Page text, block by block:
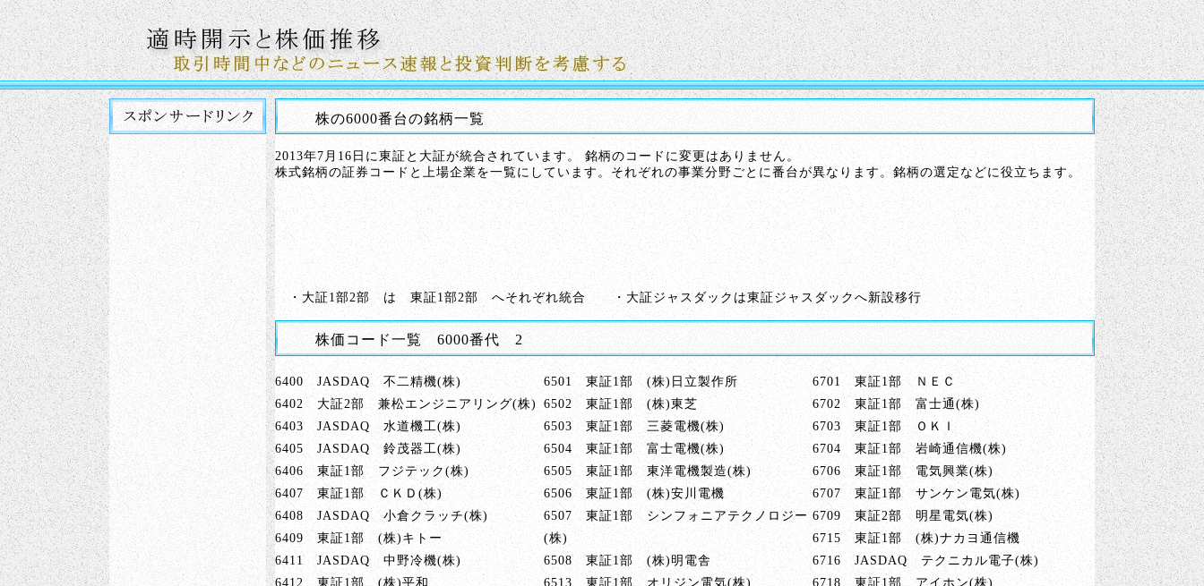
株の6000番台の銘柄一覧
2013年7月16日に東証と大証が統合されています。 銘柄のコードに変更はありません。
株式銘柄の証券コードと上場企業を一覧にしています。それぞれの事業分野ごとに番台が異なります。銘柄の選定などに役立ちます。
・大証1部2部 は 東証1部2部 へそれぞれ統合 ・大証ジャスダックは東証ジャスダックへ新設移行
株価コード一覧 6000番代 2
6400 JASDAQ 不二精機(株)
6402 大証2部 兼松エンジニアリング(株)
6403 JASDAQ 水道機工(株)
6405 JASDAQ 鈴茂器工(株)
6406 東証1部 フジテック(株)
6407 東証1部 ＣＫＤ(株)
6408 JASDAQ 小倉クラッチ(株)
6409 東証1部 (株)キトー
6411 JASDAQ 中野冷機(株)
6412 東証1部 (株)平和
6501 東証1部 (株)日立製作所
6502 東証1部 (株)東芝
6503 東証1部 三菱電機(株)
6504 東証1部 富士電機(株)
6505 東証1部 東洋電機製造(株)
6506 東証1部 (株)安川電機
6507 東証1部 シンフォニアテクノロジー
(株)
6508 東証1部 (株)明電舎
6513 東証1部 オリジン電気(株)
6701 東証1部 ＮＥＣ
6702 東証1部 富士通(株)
6703 東証1部 ＯＫＩ
6704 東証1部 岩崎通信機(株)
6706 東証1部 電気興業(株)
6707 東証1部 サンケン電気(株)
6709 東証2部 明星電気(株)
6715 東証1部 (株)ナカヨ通信機
6716 JASDAQ テクニカル電子(株)
6718 東証1部 アイホン(株)